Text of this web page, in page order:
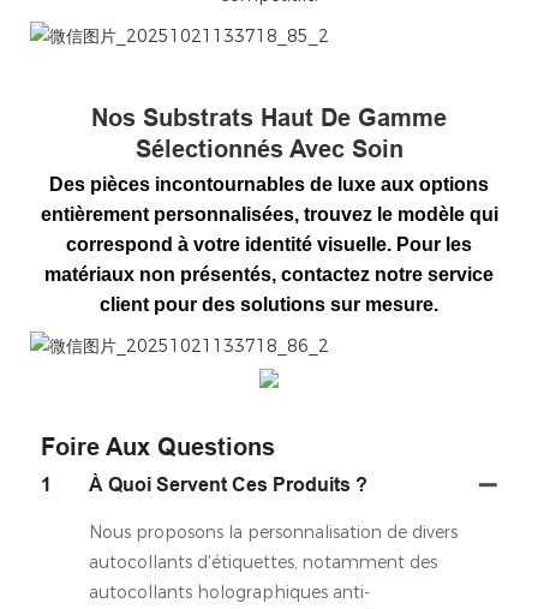
微信图片_20251021133718_85_2
Nos Substrats Haut De Gamme
Sélectionnés Avec Soin
Des pièces incontournables de luxe aux options
entièrement personnalisées, trouvez le modèle qui
correspond à votre identité visuelle. Pour les
matériaux non présentés, contactez notre service
client pour des solutions sur mesure.
微信图片_20251021133718_86_2
Foire Aux Questions
1 À Quoi Servent Ces Produits ?
Nous proposons la personnalisation de divers
autocollants d'étiquettes, notamment des
autocollants holographiques anti-